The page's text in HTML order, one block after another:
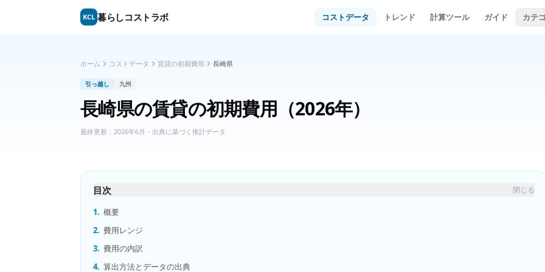
KCL 暮らしコストラボ コストデータ トレンド 計算ツール ガイド カテ
ホーム コストデータ 賃貸の初期費用 長崎県
引っ越し 九州
長崎県の賃貸の初期費用 （2026年）
最終更新： 2026年6月 ・出典に基づく推計データ
目次 閉じる
1. 概要
2. 費用レンジ
3. 費用の内訳
4. 算出方法とデータの出典